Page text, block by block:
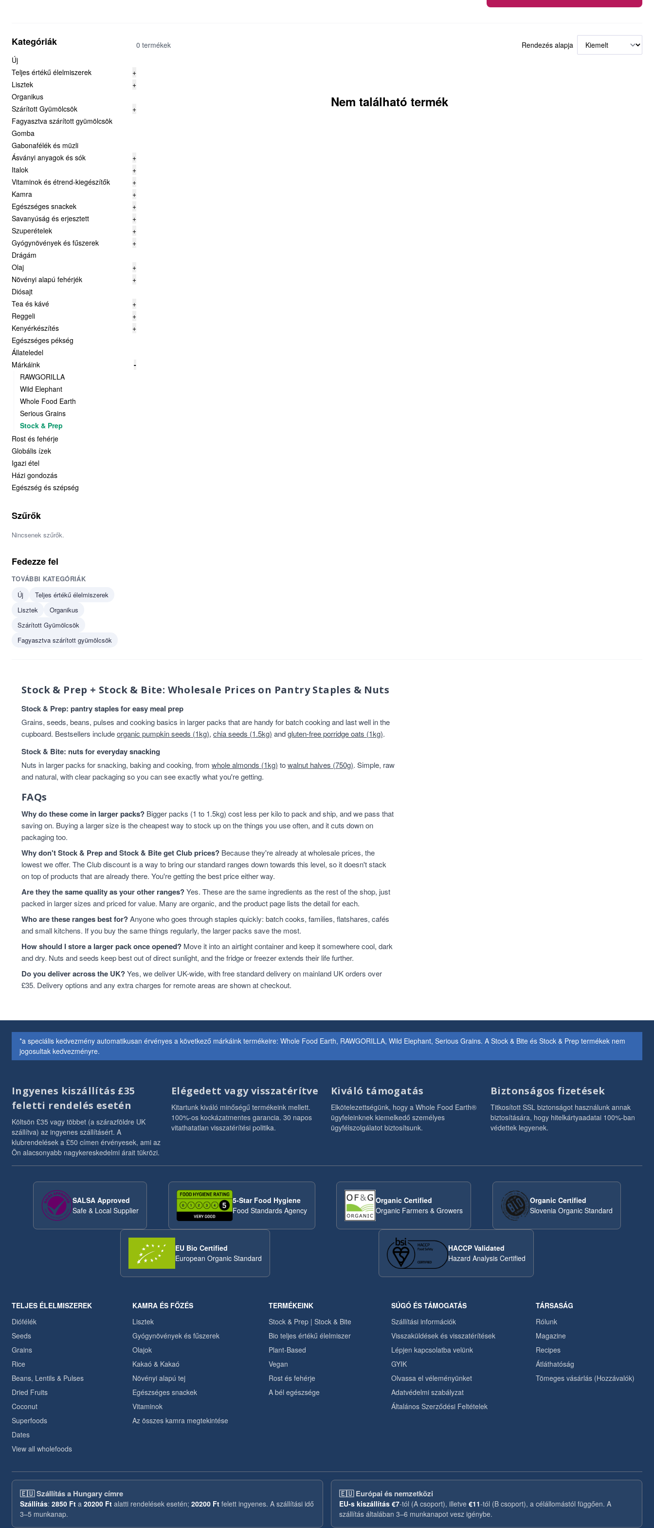
Kategóriák
Új
Teljes értékű élelmiszerek
+
Lisztek
+
Organikus
Szárított Gyümölcsök
+
Fagyasztva szárított gyümölcsök
Gomba
Gabonafélék és müzli
Ásványi anyagok és sók
+
Italok
+
Vitaminok és étrend-kiegészítők
+
Kamra
+
Egészséges snackek
+
Savanyúság és erjesztett
+
Szuperételek
+
Gyógynövények és fűszerek
+
Drágám
Olaj
+
Növényi alapú fehérjék
+
Diósajt
Tea és kávé
+
Reggeli
+
Kenyérkészítés
+
Egészséges pékség
Állateledel
Márkáink
-
RAWGORILLA
Wild Elephant
Whole Food Earth
Serious Grains
Stock & Prep
Rost és fehérje
Globális ízek
Igazi étel
Házi gondozás
Egészség és szépség
Szűrők
Nincsenek szűrők.
Fedezze fel
TOVÁBBI KATEGÓRIÁK
Új
Teljes értékű élelmiszerek
Lisztek
Organikus
Szárított Gyümölcsök
Fagyasztva szárított gyümölcsök
0 termékek Rendezés alapja
Nem található termék
Stock & Prep + Stock & Bite: Wholesale Prices on Pantry Staples & Nuts
Stock & Prep: pantry staples for easy meal prep
Grains, seeds, beans, pulses and cooking basics in larger packs that are handy for batch cooking and last well in the
cupboard. Bestsellers includeorganic pumpkin seeds (1kg), chia seeds (1.5kg) andgluten-free porridge oats (1kg).
Stock & Bite: nuts for everyday snacking
Nuts in larger packs for snacking, baking and cooking, from whole almonds (1kg) towalnut halves (750g). Simple, raw
and natural, with clear packaging so you can see exactly what you're getting.
FAQs
Why do these come in larger packs? Bigger packs (1 to 1.5kg) cost less per kilo to pack and ship, and we pass that
saving on. Buying a larger size is the cheapest way to stock up on the things you use often, and it cuts down on
packaging too.
Why don't Stock & Prep and Stock & Bite get Club prices? Because they're already at wholesale prices, the
lowest we offer. The Club discount is a way to bring our standard ranges down towards this level, so it doesn't stack
on top of products that are already there. You're getting the best price either way.
Are they the same quality as your other ranges?Yes. These are the same ingredients as the rest of the shop, just
packed in larger sizes and priced for value. Many are organic, and the product page lists the detail for each.
Who are these ranges best for?Anyone who goes through staples quickly: batch cooks, families, flatshares, cafés
and small kitchens. If you buy the same things regularly, the larger packs save the most.
How should I store a larger pack once opened? Move it into an airtight container and keep it somewhere cool, dark
and dry. Nuts and seeds keep best out of direct sunlight, and the fridge or freezer extends their life further.
Do you deliver across the UK?Yes, we deliver UK-wide, with free standard delivery on mainland UK orders over
£35. Delivery options and any extra charges for remote areas are shown at checkout.
*a speciális kedvezmény automatikusan érvényes a következő márkáink termékeire: Whole Food Earth, RAWGORILLA, Wild Elephant, Serious Grains. A Stock & Bite és Stock & Prep termékek nem
jogosultak kedvezményre.
Ingyenes kiszállítás £35
feletti rendelés esetén
Költsön £35 vagy többet (a szárazföldre UK
szállítva) az ingyenes szállításért. A
klubrendelések a £50 címen érvényesek, ami az
Ön alacsonyabb nagykereskedelmi árait tükrözi.
Elégedett vagy visszatérítve
Kitartunk kiváló minőségű termékeink mellett.
100%-os kockázatmentes garancia. 30 napos
vitathatatlan visszatérítési politika.
Kiváló támogatás
Elkötelezettségünk, hogy a Whole Food Earth®
ügyfeleinknek kiemelkedő személyes
ügyfélszolgálatot biztosítsunk.
Biztonságos fizetések
Titkosított SSL biztonságot használunk annak
biztosítására, hogy hitelkártyaadatai 100%-ban
védettek legyenek.
SALSA Approved
Safe & Local Supplier
5-Star Food Hygiene
Food Standards Agency
Organic Certified
Organic Farmers & Growers
Organic Certified
Slovenia Organic Standard
EU Bio Certified
European Organic Standard
HACCP Validated
Hazard Analysis Certified
TELJES ÉLELMISZEREK
Diófélék
Seeds
Grains
Rice
Beans, Lentils & Pulses
Dried Fruits
Coconut
Superfoods
Dates
View all wholefoods
KAMRA ÉS FŐZÉS
Lisztek
Gyógynövények és fűszerek
Olajok
Kakaó & Kakaó
Növényi alapú tej
Egészséges snackek
Vitaminok
Az összes kamra megtekintése
TERMÉKEINK
Stock & Prep | Stock & Bite
Bio teljes értékű élelmiszer
Plant-Based
Vegan
Rost és fehérje
A bél egészsége
SÚGÓ ÉS TÁMOGATÁS
Szállítási információk
Visszaküldések és visszatérítések
Lépjen kapcsolatba velünk
GYIK
Olvassa el véleményünket
Adatvédelmi szabályzat
Általános Szerződési Feltételek
TÁRSASÁG
Rólunk
Magazine
Recipes
Átláthatóság
Tömeges vásárlás (Hozzávalók)
🇪🇺Szállítás a Hungary címre
Szállítás: 2850 Ft a 20200 Ft alatti rendelések esetén; 20200 Ft felett ingyenes. A szállítási idő
3–5 munkanap.
🇪🇺Európai és nemzetközi
EU-s kiszállítás €7-tól (A csoport), illetve €11-tól (B csoport), a célállomástól függően. A
szállítás általában 3–6 munkanapot vesz igénybe.